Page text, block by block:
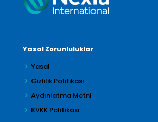
Yasal Zorunluluklar
Yasal
Gizlilik Politikası
Aydınlatma Metni
KVKK Politikası